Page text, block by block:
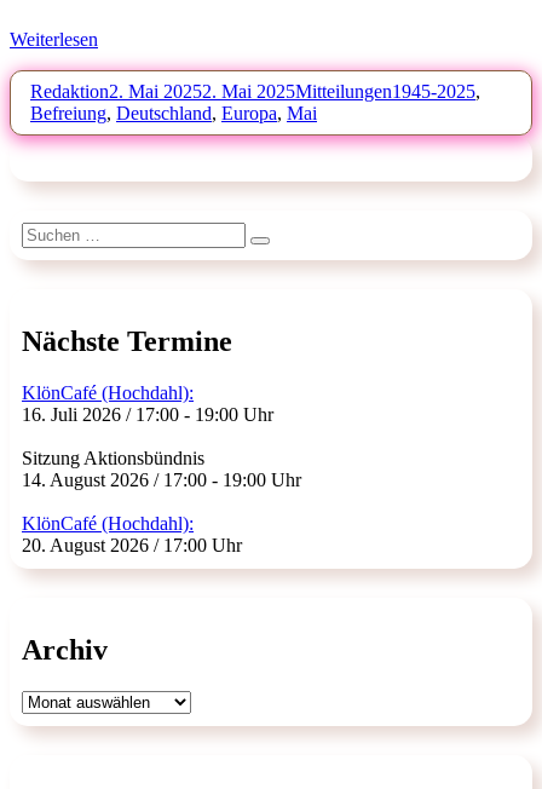
Weiterlesen
Autor
RedaktionVeröffentlicht
am
2. Mai 20252. Mai 2025Kategorien
MitteilungenSchlagwörter
1945-2025,
Befreiung, Deutschland, Europa, Mai
Suchen
nach:
Suchen
Nächste Termine
KlönCafé (Hochdahl):
16. Juli 2026 / 17:00 - 19:00 Uhr
Sitzung Aktionsbündnis
14. August 2026 / 17:00 - 19:00 Uhr
KlönCafé (Hochdahl):
20. August 2026 / 17:00 Uhr
Archiv
Archiv